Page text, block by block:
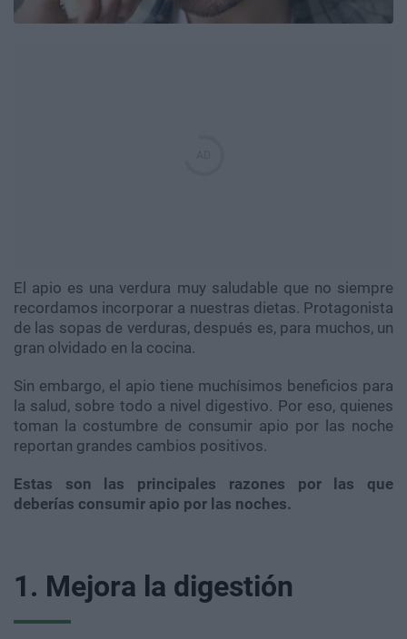
El apio es una verdura muy saludable que no siempre
recordamos incorporar a nuestras dietas. Protagonista
de las sopas de verduras, después es, para muchos, un
gran olvidado en la cocina.
Sin embargo, el apio tiene muchísimos beneficios para
la salud, sobre todo a nivel digestivo. Por eso, quienes
toman la costumbre de consumir apio por las noche
reportan grandes cambios positivos.
Estas son las principales razones por las que
deberías consumir apio por las noches.
1. Mejora la digestión